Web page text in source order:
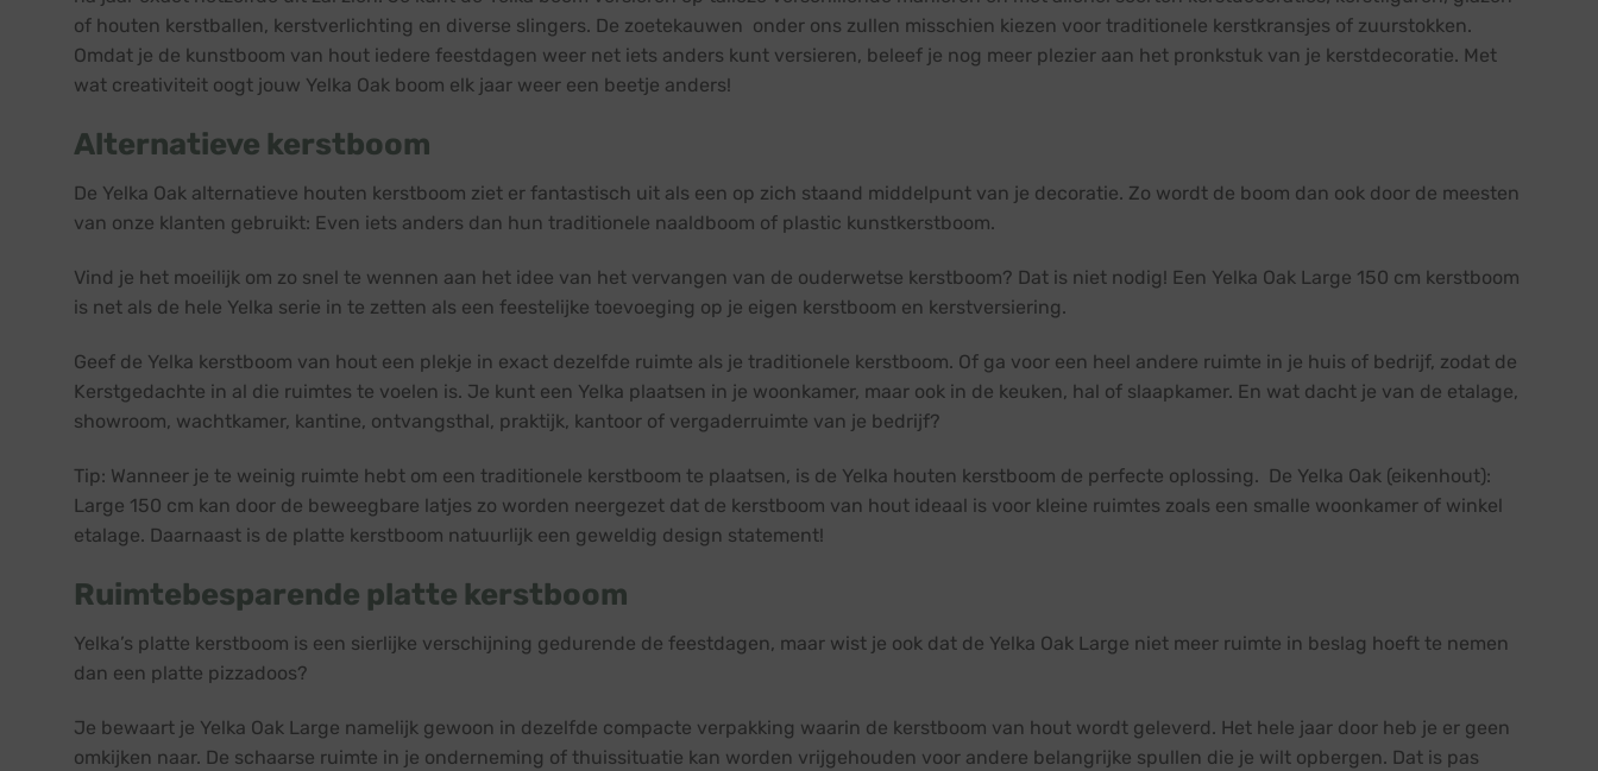
of houten kerstballen, kerstverlichting en diverse slingers. De zoetekauwen onder ons zullen misschien kiezen voor traditionele kerstkransjes of zuurstokken.
Omdat je de kunstboom van hout iedere feestdagen weer net iets anders kunt versieren, beleef je nog meer plezier aan het pronkstuk van je kerstdecoratie. Met
wat creativiteit oogt jouw Yelka Oak boom elk jaar weer een beetje anders!
Alternatieve kerstboom
De Yelka Oak alternatieve houten kerstboom ziet er fantastisch uit als een op zich staand middelpunt van je decoratie. Zo wordt de boom dan ook door de meesten
van onze klanten gebruikt: Even iets anders dan hun traditionele naaldboom of plastic kunstkerstboom.
Vind je het moeilijk om zo snel te wennen aan het idee van het vervangen van de ouderwetse kerstboom? Dat is niet nodig! Een Yelka Oak Large 150 cm kerstboom
is net als de hele Yelka serie in te zetten als een feestelijke toevoeging op je eigen kerstboom en kerstversiering.
Geef de Yelka kerstboom van hout een plekje in exact dezelfde ruimte als je traditionele kerstboom. Of ga voor een heel andere ruimte in je huis of bedrijf, zodat de
Kerstgedachte in al die ruimtes te voelen is. Je kunt een Yelka plaatsen in je woonkamer, maar ook in de keuken, hal of slaapkamer. En wat dacht je van de etalage,
showroom, wachtkamer, kantine, ontvangsthal, praktijk, kantoor of vergaderruimte van je bedrijf?
Tip: Wanneer je te weinig ruimte hebt om een traditionele kerstboom te plaatsen, is de Yelka houten kerstboom de perfecte oplossing. De Yelka Oak (eikenhout):
Large 150 cm kan door de beweegbare latjes zo worden neergezet dat de kerstboom van hout ideaal is voor kleine ruimtes zoals een smalle woonkamer of winkel
etalage. Daarnaast is de platte kerstboom natuurlijk een geweldig design statement!
Ruimtebesparende platte kerstboom
Yelka’s platte kerstboom is een sierlijke verschijning gedurende de feestdagen, maar wist je ook dat de Yelka Oak Large niet meer ruimte in beslag hoeft te nemen
dan een platte pizzadoos?
Je bewaart je Yelka Oak Large namelijk gewoon in dezelfde compacte verpakking waarin de kerstboom van hout wordt geleverd. Het hele jaar door heb je er geen
omkijken naar. De schaarse ruimte in je onderneming of thuissituatie kan worden vrijgehouden voor andere belangrijke spullen die je wilt opbergen. Dat is pas